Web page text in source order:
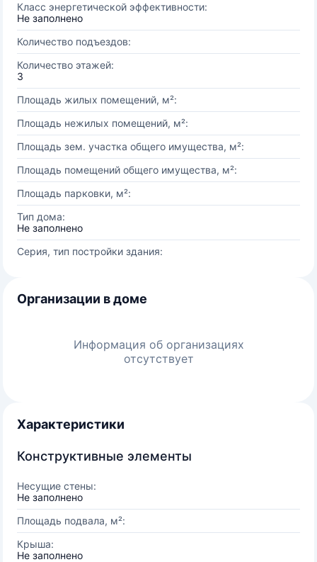
Класс энергетической эффективности:
Не заполнено
Количество подъездов:
Количество этажей:
3
Площадь жилых помещений, м²:
Площадь нежилых помещений, м²:
Площадь зем. участка общего имущества, м²:
Площадь помещений общего имущества, м²:
Площадь парковки, м²:
Тип дома:
Не заполнено
Серия, тип постройки здания:
Организации в доме
Информация об организациях
отсутствует
Характеристики
Конструктивные элементы
Несущие стены:
Не заполнено
Площадь подвала, м²:
Крыша:
Не заполнено